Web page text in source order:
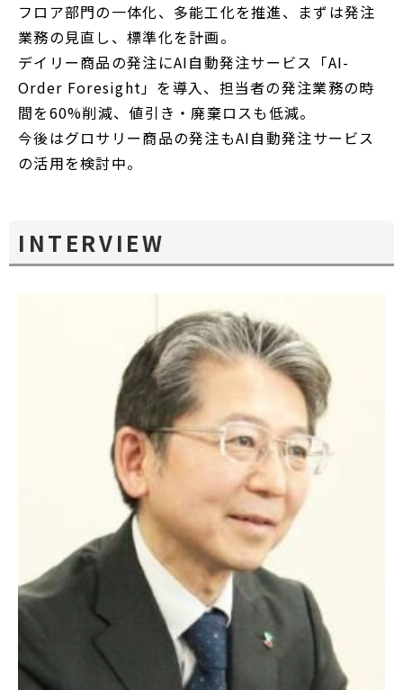
フロア部門の一体化、多能工化を推進、まずは発注
業務の見直し、標準化を計画。
デイリー商品の発注にAI自動発注サービス「AI-
Order Foresight」を導入、担当者の発注業務の時
間を60%削減、値引き・廃棄ロスも低減。
今後はグロサリー商品の発注もAI自動発注サービス
の活用を検討中。
INTERVIEW